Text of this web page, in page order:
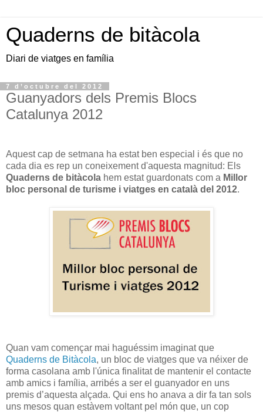
Quaderns de bitàcola
Diari de viatges en família
7 d’octubre del 2012
Guanyadors dels Premis Blocs
Catalunya 2012
Aquest cap de setmana ha estat ben especial i és que no
cada dia es rep un coneixement d'aquesta magnitud: Els
Quaderns de bitàcola hem estat guardonats com a Millor
bloc personal de turisme i viatges en català del 2012.
Quan vam començar mai haguéssim imaginat que
Quaderns de Bitàcola, un bloc de viatges que va néixer de
forma casolana amb l'única finalitat de mantenir el contacte
amb amics i família, arribés a ser el guanyador en uns
premis d’aquesta alçada. Qui ens ho anava a dir fa tan sols
uns mesos quan estàvem voltant pel món que, un cop